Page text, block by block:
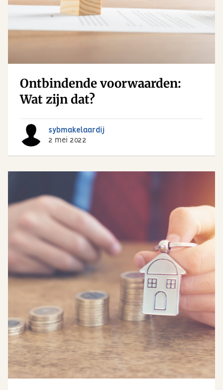
Ontbindende voorwaarden:
Wat zijn dat?
sybmakelaardij
2 mei 2022